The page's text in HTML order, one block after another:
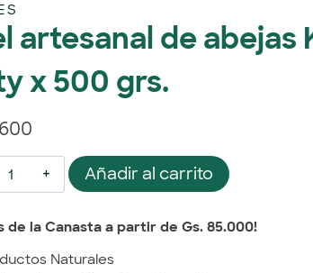
artesanal de abejas
x 500 grs.
Añadir al carrito
de la Canasta a partir de Gs. 85.000!
Naturales